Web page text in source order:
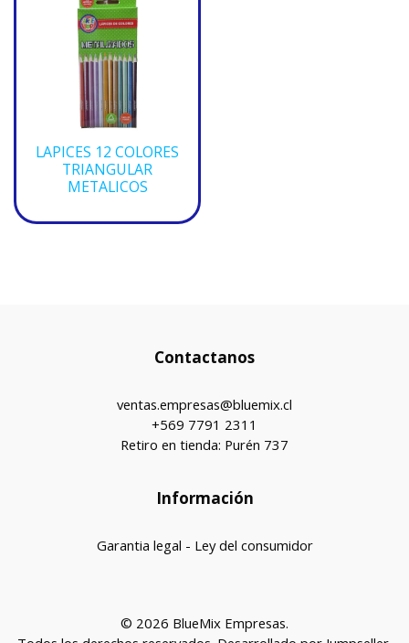
LAPICES 12 COLORES
TRIANGULAR
METALICOS
Contactanos
ventas.empresas@bluemix.cl
+569 7791 2311
Retiro en tienda: Purén 737
Información
Garantia legal - Ley del consumidor
© 2026 BlueMix Empresas.